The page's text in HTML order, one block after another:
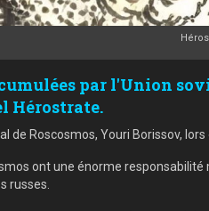
par l'Union
Hérostrate.
de Roscosmos, Youri Borissov,
ont une énorme
russes.